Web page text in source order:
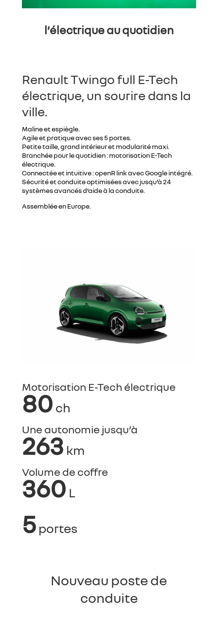
l’électrique au quotidien
Renault Twingo full E-Tech
électrique, un sourire dans la
ville.
Maline et espiègle.
Agile et pratique avec ses 5 portes.
Petite taille, grand intérieur et modularité maxi.
Branchée pour le quotidien : motorisation E-Tech
électrique.
Connectée et intuitive : openR link avec Google intégré.
Sécurité et conduite optimisées avec jusqu’à 24
systèmes avancés d’aide à la conduite.
Assemblée en Europe.
Motorisation E-Tech électrique
80 ch
Une autonomie jusqu’à
263 km
Volume de coffre
360 L
5portes
Nouveau poste de
conduite